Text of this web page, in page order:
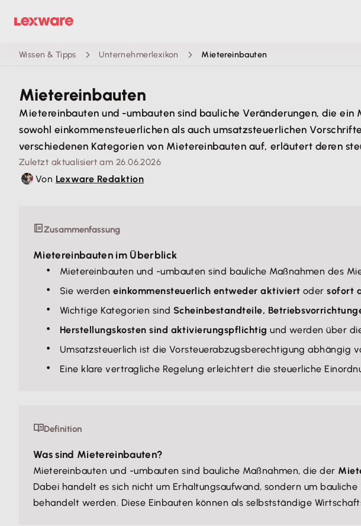
Wissen & Tipps Unternehmerlexikon Mietereinbauten
Mietereinbauten
Mietereinbauten und -umbauten sind bauliche Veränderungen, die
sowohl einkommensteuerlichen als auch umsatzsteuerlichen
verschiedenen Kategorien von Mietereinbauten auf, erläutert deren
Zuletzt aktualisiert am 26.06.2026
Von Lexware Redaktion
Zusammenfassung
Mietereinbauten im Überblick
Mietereinbauten und -umbauten sind bauliche Maßnahmen des
Sie werdeneinkommensteuerlich entweder aktiviert odersofort
Wichtige Kategorien sind Scheinbestandteile,
Herstellungskosten sind aktivierungspflichtig und werden über
Umsatzsteuerlich ist die Vorsteuerabzugsberechtigung abhängig
Eine klare vertragliche Regelung erleichtert die steuerliche
Definition
Was sind Mietereinbauten?
Mietereinbauten und -umbauten sind bauliche Maßnahmen, die der
Dabei handelt es sich nicht um Erhaltungsaufwand, sondern um
behandelt werden. Diese Einbauten können als selbstständige